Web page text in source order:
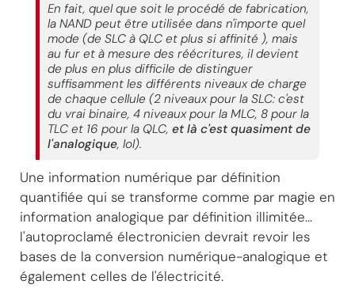
En fait, quel que soit le procédé de fabrication,
la NAND peut être utilisée dans n'importe quel
mode (de SLC à QLC et plus si affinité ), mais
au fur et à mesure des réécritures, il devient
de plus en plus difficile de distinguer
suffisamment les différents niveaux de charge
de chaque cellule (2 niveaux pour la SLC: c'est
du vrai binaire, 4 niveaux pour la MLC, 8 pour la
TLC et 16 pour la QLC, et là c'est quasiment de
l'analogique, lol).
Une information numérique par définition
quantifiée qui se transforme comme par magie en
information analogique par définition illimitée...
l'autoproclamé électronicien devrait revoir les
bases de la conversion numérique-analogique et
également celles de l'électricité.